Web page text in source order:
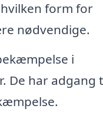
form for
nødvendige.
i
De har adgang